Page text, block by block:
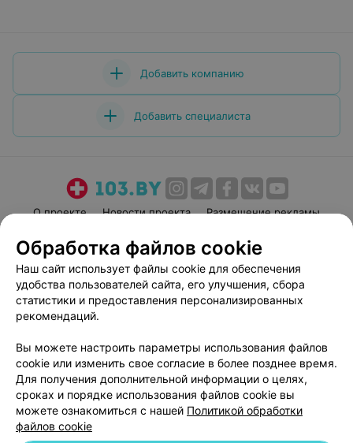
Добавить компанию
Добавить специалиста
О проекте Новости проекта
Размещение рекламы
Пользовательское соглашение
Способы оплаты
Вакансии
Партнеры
Написать руководителю 103.by
Персональные настройки cookie
Обработка персональных данных
Обработка файлов cookie
Наш сайт использует файлы cookie для обеспечения
удобства пользователей сайта, его улучшения, сбора
статистики и предоставления персонализированных
рекомендаций.
Вы можете настроить параметры использования файлов
cookie или изменить свое согласие в более позднее время.
Для получения дополнительной информации о целях,
сроках и порядке использования файлов cookie вы
можете ознакомиться с нашей Политикой обработки
файлов cookie